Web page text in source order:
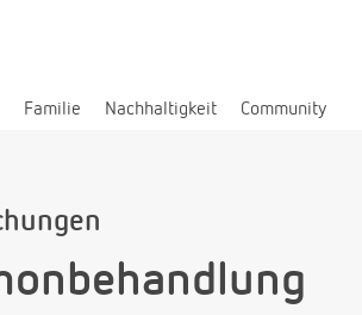
Familie Nachhaltigkeit Community